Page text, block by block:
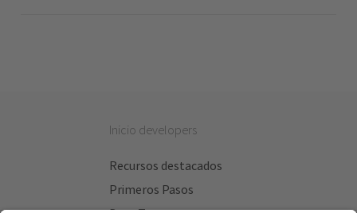
Inicio developers
Recursos destacados
Primeros Pasos